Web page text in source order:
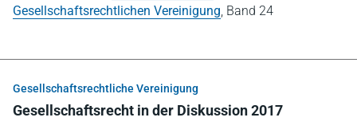
Gesellschaftsrechtlichen Vereinigung Band 24
Gesellschaftsrechtliche Vereinigung
Gesellschaftsrecht in der Diskussion 2017